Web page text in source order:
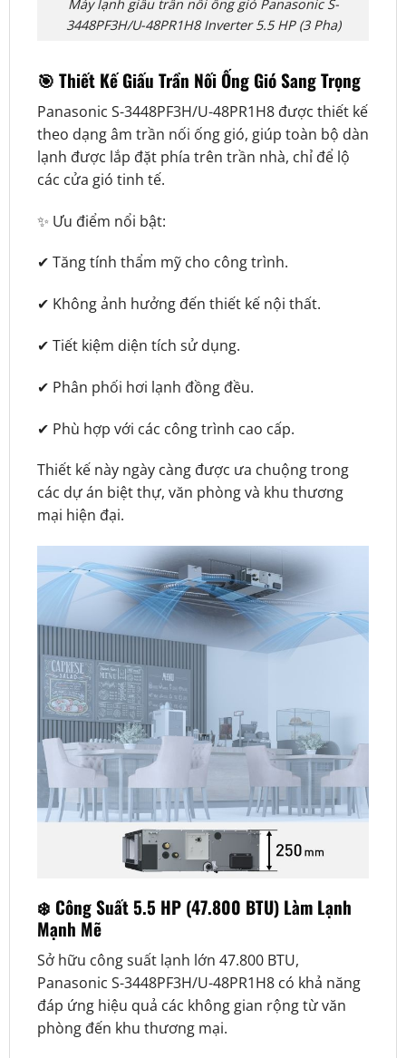
Máy lạnh giấu trần nối ống gió Panasonic S-
3448PF3H/U-48PR1H8 Inverter 5.5 HP (3 Pha)
🎯 Thiết Kế Giấu Trần Nối Ống Gió Sang Trọng
Panasonic S-3448PF3H/U-48PR1H8 được thiết kế
theo dạng âm trần nối ống gió, giúp toàn bộ dàn
lạnh được lắp đặt phía trên trần nhà, chỉ để lộ
các cửa gió tinh tế.
✨ Ưu điểm nổi bật:
✔ Tăng tính thẩm mỹ cho công trình.
✔ Không ảnh hưởng đến thiết kế nội thất.
✔ Tiết kiệm diện tích sử dụng.
✔ Phân phối hơi lạnh đồng đều.
✔ Phù hợp với các công trình cao cấp.
Thiết kế này ngày càng được ưa chuộng trong
các dự án biệt thự, văn phòng và khu thương
mại hiện đại.
❄️ Công Suất 5.5 HP (47.800 BTU) Làm Lạnh
Mạnh Mẽ
Sở hữu công suất lạnh lớn 47.800 BTU,
Panasonic S-3448PF3H/U-48PR1H8 có khả năng
đáp ứng hiệu quả các không gian rộng từ văn
phòng đến khu thương mại.